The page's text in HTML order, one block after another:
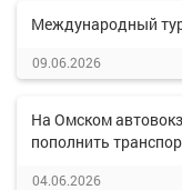
Международный
09.06.2026
На Омском
пополнить
04.06.2026